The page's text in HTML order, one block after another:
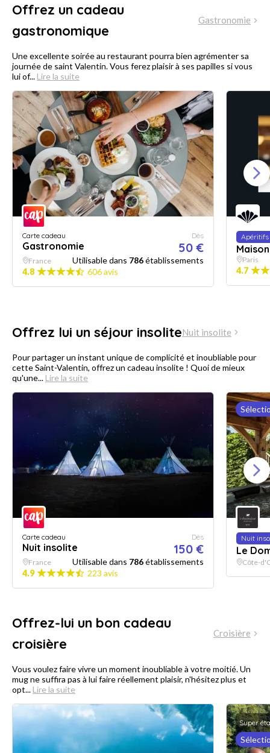
Offrez un cadeau
gastronomique
Gastronomie
Une excellente soirée au restaurant pourra bien agrémenter sa
journée de saint Valentin. Vous ferez plaisir à ses papilles si vous
lui of... Lire la suite
Carte cadeau
Gastronomie
Dès
50 €
France Utilisable dans 786établissements
4.8
606 avis
Apéritifs
Paris
4.7
Offrez lui un séjour insoliteNuit insolite
Pour partager un instant unique de complicité et inoubliable pour
cette Saint-Valentin, offrez un cadeau insolite ! Quoi de mieux
qu'une... Lire la suite
Carte cadeau
Nuit insolite
Dès
150 €
France Utilisable dans 786établissements
4.9
223 avis
Nuit
Le
Côte-
Offrez-lui un bon cadeau
croisière
Croisière
Vous voulez faire vivre un moment inoubliable à votre moitié. Un
mug ne suffira pas à lui faire réellement plaisir, n'hésitez plus et
opt... Lire la suite
Super